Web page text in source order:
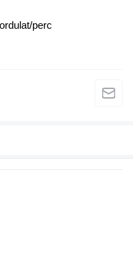
perc